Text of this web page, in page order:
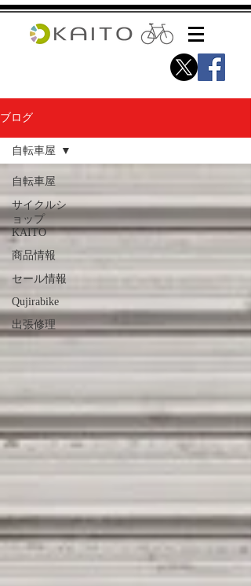
ブログ
自転車屋
サイクルシ
ョップ
KAITO
商品情報
セール情報
Qujirabike
出張修理
自転車屋